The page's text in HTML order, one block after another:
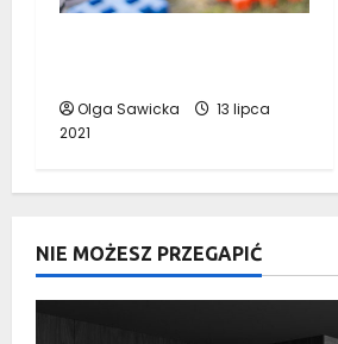
Olga Sawicka
13 lipca
2021
NIE MOŻESZ PRZEGAPIĆ